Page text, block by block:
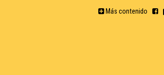
Más contenido